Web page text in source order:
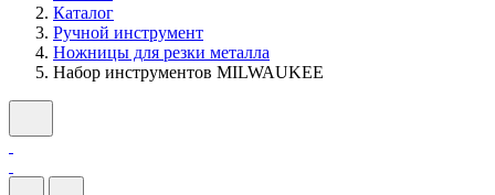
Каталог
Ручной инструмент
Ножницы для резки металла
Набор инструментов MILWAUKEE